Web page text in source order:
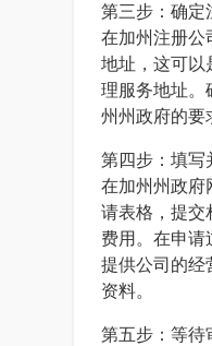
第三步：确定
在加州注册公
地址，这可以
理服务地址。
州州政府的要
第四步：填写
在加州州政府
请表格，提交
费用。在申请
提供公司的经
资料。
第五步：等待